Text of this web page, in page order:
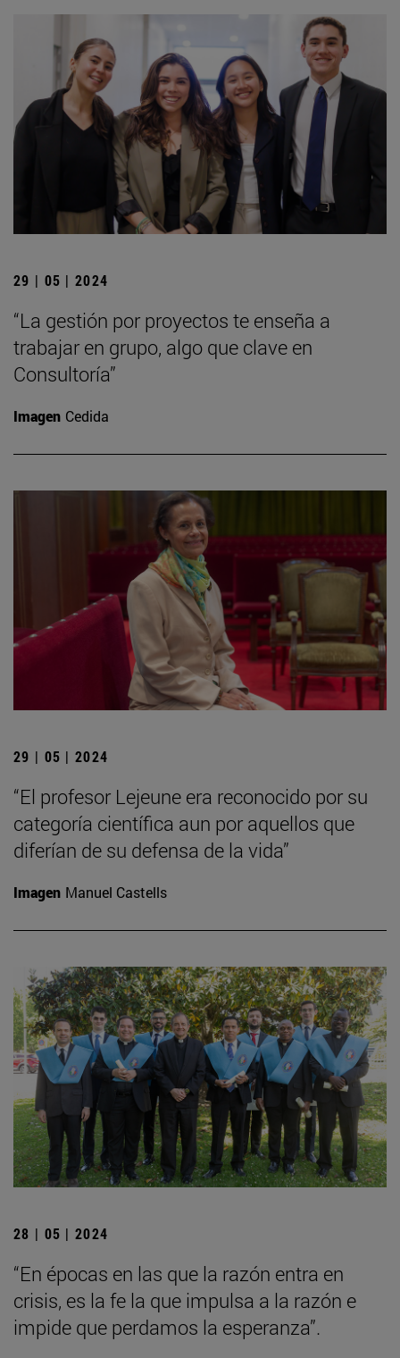
29 | 05 | 2024
“La gestión por proyectos te enseña a
trabajar en grupo, algo que clave en
Consultoría”
Imagen Cedida
29 | 05 | 2024
“El profesor Lejeune era reconocido por su
categoría científica aun por aquellos que
diferían de su defensa de la vida”
Imagen Manuel Castells
28 | 05 | 2024
“En épocas en las que la razón entra en
crisis, es la fe la que impulsa a la razón e
impide que perdamos la esperanza”.